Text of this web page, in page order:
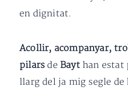
en dignitat.
Acollir, acompanyar,
pilars de Bayt han estat
llarg del ja mig segle